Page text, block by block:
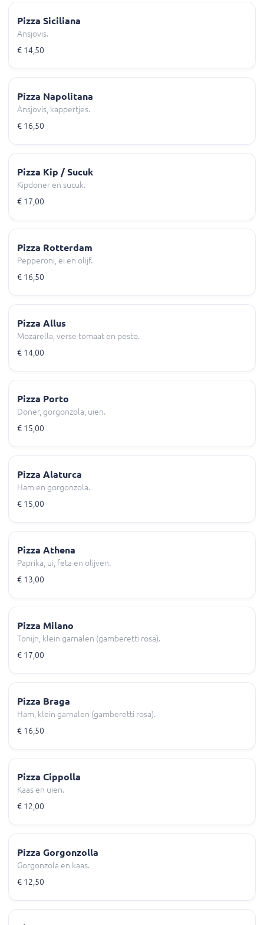
Pizza Siciliana
Ansjovis.
€ 14,50
Pizza Napolitana
Ansjovis, kappertjes.
€ 16,50
Pizza Kip / Sucuk
Kipdoner en sucuk.
€ 17,00
Pizza Rotterdam
Pepperoni, ei en olijf.
€ 16,50
Pizza Allus
Mozarella, verse tomaat en pesto.
€ 14,00
Pizza Porto
Doner, gorgonzola, uien.
€ 15,00
Pizza Alaturca
Ham en gorgonzola.
€ 15,00
Pizza Athena
Paprika, ui, feta en olijven.
€ 13,00
Pizza Milano
Tonijn, klein garnalen (gamberetti rosa).
€ 17,00
Pizza Braga
Ham, klein garnalen (gamberetti rosa).
€ 16,50
Pizza Cippolla
Kaas en uien.
€ 12,00
Pizza Gorgonzolla
Gorgonzola en kaas.
€ 12,50